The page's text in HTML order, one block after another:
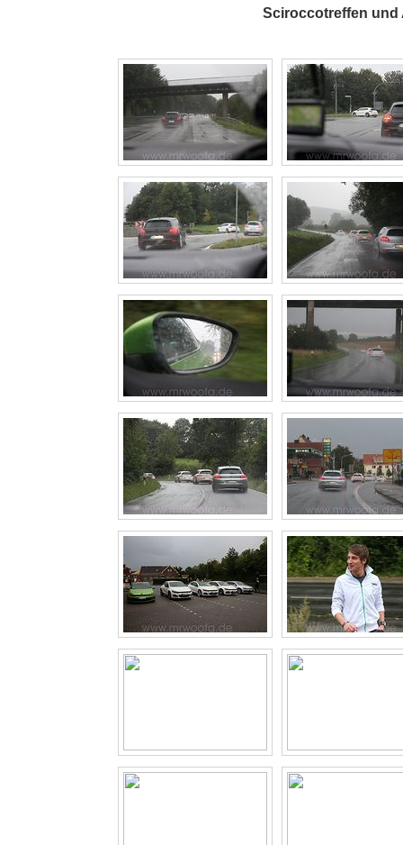
Sciroccotreffen und